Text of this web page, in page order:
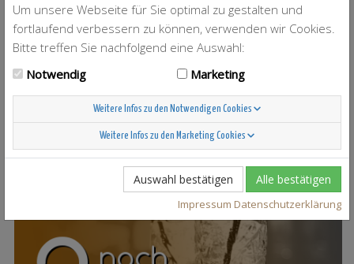
T-Berry
37
Um unsere Webseite für Sie optimal zu gestalten und
fortlaufend verbessern zu können, verwenden wir Cookies.
Bitte treffen Sie nachfolgend eine Auswahl:
Notwendig
Marketing
Weitere Infos zu den Notwendigen Cookies
Weitere Infos zu den Marketing Cookies
Auswahl bestätigen Alle bestätigen
Impressum Datenschutzerklärung